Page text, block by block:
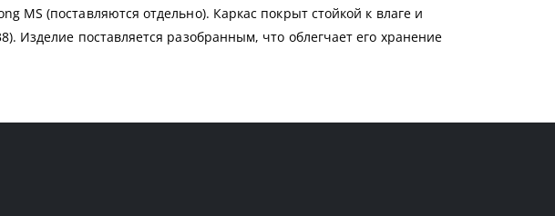
MS (поставляются отдельно). Каркас покрыт стойкой к влаге и
Изделие поставляется разобранным, что облегчает его хранение